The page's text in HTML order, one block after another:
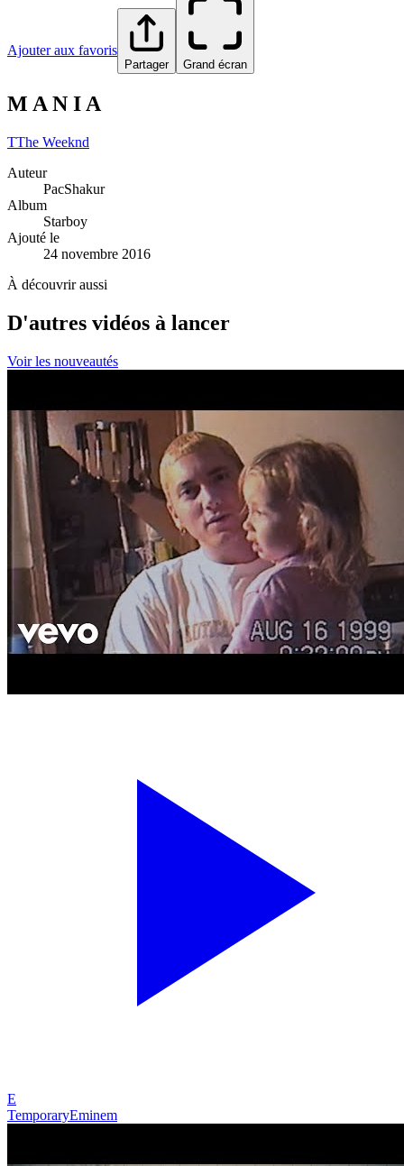
Ajouter aux favoris
Partager Grand écran
M A N I A
TThe Weeknd
Auteur
PacShakur
Album
Starboy
Ajouté le
24 novembre 2016
À découvrir aussi
D'autres vidéos à lancer
Voir les nouveautés
E
TemporaryEminem